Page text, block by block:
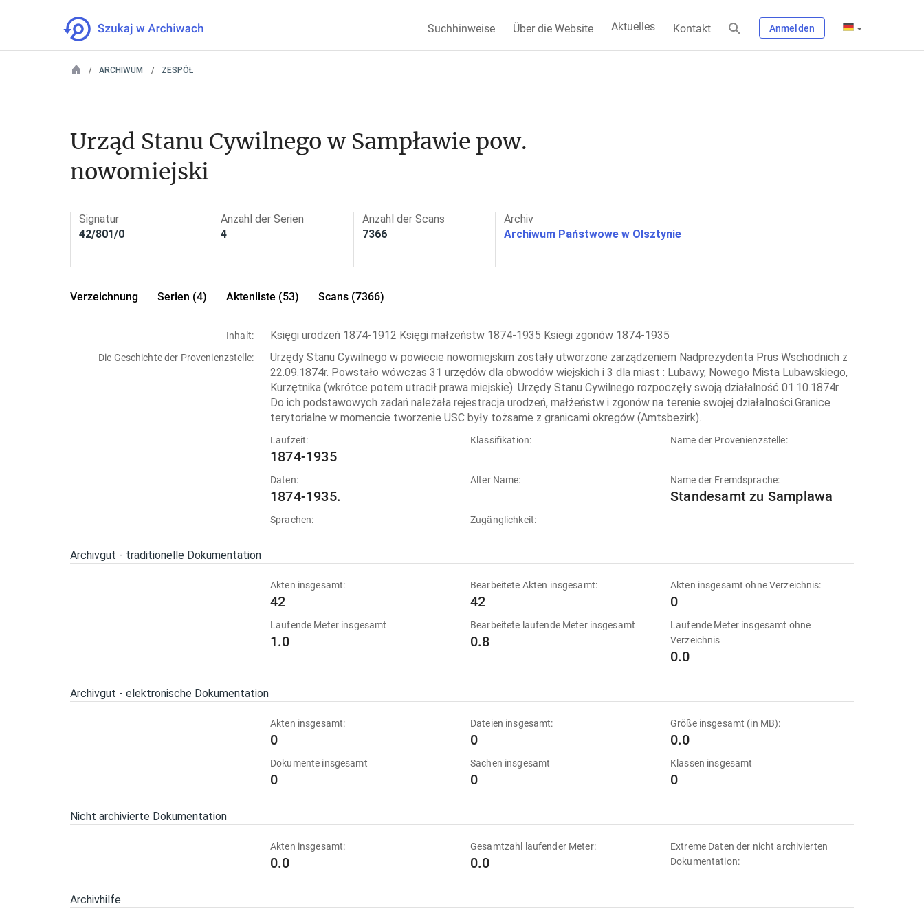
Suchhinweise Über die Website Aktuelles Kontakt Anmelden
ARCHIWUM ZESPÓŁ
Urząd Stanu Cywilnego w Sampławie pow.
nowomiejski
Signatur
42/801/0
Anzahl der Serien
4
Anzahl der Scans
7366
Archiv
Archiwum Państwowe w Olsztynie
Verzeichnung Serien (4) Aktenliste (53) Scans (7366)
Inhalt: Księgi urodzeń 1874-1912 Księgi małżeństw 1874-1935 Ksiegi zgonów 1874-1935
Die Geschichte der Provenienzstelle:
Urzędy Stanu Cywilnego w powiecie nowomiejskim zostały utworzone zarządzeniem Nadprezydenta Prus Wschodnich z
22.09.1874r. Powstało wówczas 31 urzędów dla obwodów wiejskich i 3 dla miast : Lubawy, Nowego Mista Lubawskiego,
Kurzętnika (wkrótce potem utracił prawa miejskie). Urzędy Stanu Cywilnego rozpoczęły swoją działalność 01.10.1874r.
Do ich podstawowych zadań należała rejestracja urodzeń, małżeństw i zgonów na terenie swojej działalności.Granice
terytorialne w momencie tworzenie USC były tożsame z granicami okregów (Amtsbezirk).
Laufzeit:
1874-1935
Klassifikation: Name der Provenienzstelle:
Daten:
1874-1935.
Alter Name: Name der Fremdsprache:
Standesamt zu Samplawa
Sprachen: Zugänglichkeit:
Archivgut - traditionelle Dokumentation
Akten insgesamt:
42
Bearbeitete Akten insgesamt:
42
Akten insgesamt ohne Verzeichnis:
0
Laufende Meter insgesamt
1.0
Bearbeitete laufende Meter insgesamt
0.8
Laufende Meter insgesamt ohne
Verzeichnis
0.0
Archivgut - elektronische Dokumentation
Akten insgesamt:
0
Dateien insgesamt:
0
Größe insgesamt (in MB):
0.0
Dokumente insgesamt
0
Sachen insgesamt
0
Klassen insgesamt
0
Nicht archivierte Dokumentation
Akten insgesamt:
0.0
Gesamtzahl laufender Meter:
0.0
Extreme Daten der nicht archivierten
Dokumentation:
Archivhilfe